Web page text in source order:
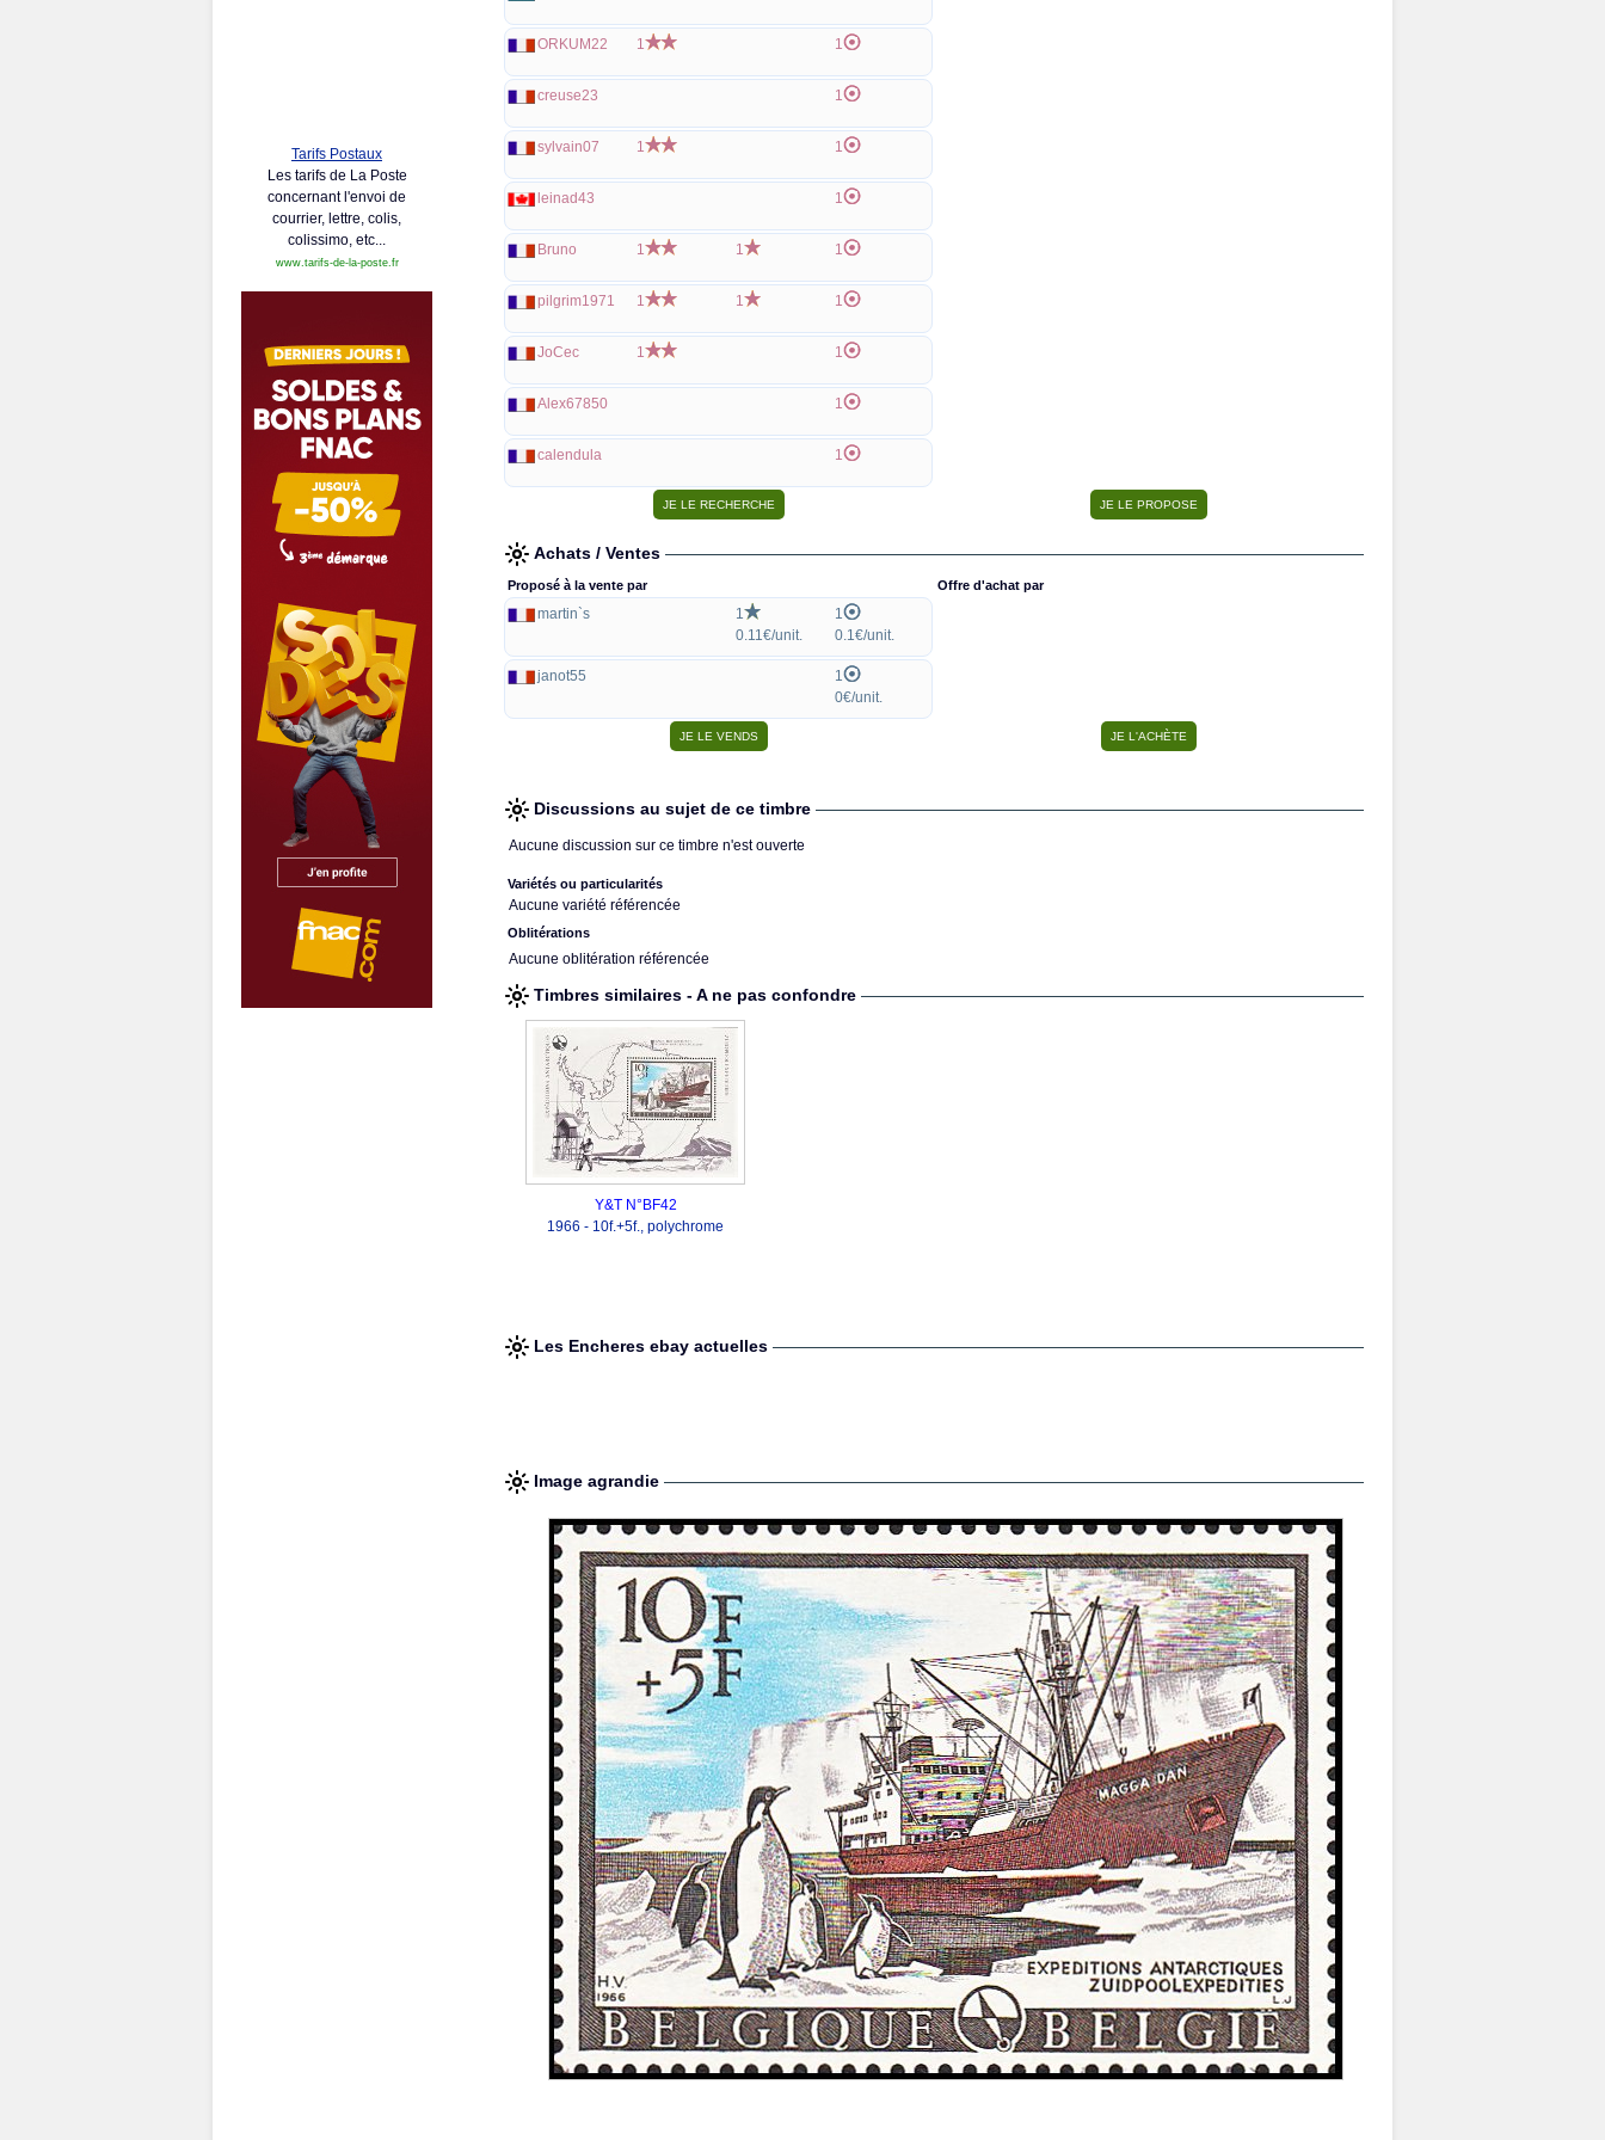
Tarifs Postaux
Les tarifs de La Poste
concernant l'envoi de
courrier, lettre, colis,
colissimo, etc...
www.tarifs-de-la-poste.fr
ORKUM22 1 1
creuse23 1
sylvain07 1 1
leinad43 1
Bruno 1 1 1
pilgrim1971 1 1 1
JoCec 1 1
Alex67850 1
calendula 1
Achats / Ventes
Proposé à la vente par
martin`s
1
0.11€/unit.
1
0.1€/unit.
janot55
1
0€/unit.
Offre d'achat par
Discussions au sujet de ce timbre
Aucune discussion sur ce timbre n'est ouverte
Variétés ou particularités
Aucune variété référencée
Oblitérations
Aucune oblitération référencée
Timbres similaires - A ne pas confondre
Y&T N°BF42
1966 - 10f.+5f., polychrome
Les Encheres ebay actuelles
Image agrandie